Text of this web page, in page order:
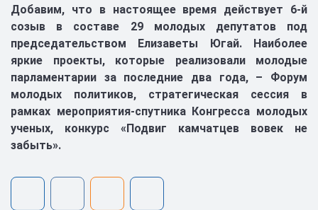
Добавим, что в настоящее время действует 6-й
созыв в составе 29 молодых депутатов под
председательством Елизаветы Югай. Наиболее
яркие проекты, которые реализовали молодые
парламентарии за последние два года, – Форум
молодых политиков, стратегическая сессия в
рамках мероприятия-спутника Конгресса молодых
ученых, конкурс «Подвиг камчатцев вовек не
забыть».